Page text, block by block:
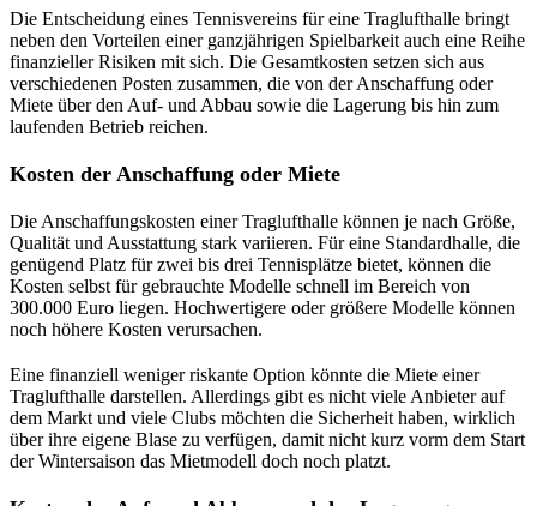
Die Entscheidung eines Tennisvereins für eine Traglufthalle bringt
neben den Vorteilen einer ganzjährigen Spielbarkeit auch eine Reihe
finanzieller Risiken mit sich. Die Gesamtkosten setzen sich aus
verschiedenen Posten zusammen, die von der Anschaffung oder
Miete über den Auf- und Abbau sowie die Lagerung bis hin zum
laufenden Betrieb reichen.
Kosten der Anschaffung oder Miete
Die Anschaffungskosten einer Traglufthalle können je nach Größe,
Qualität und Ausstattung stark variieren. Für eine Standardhalle, die
genügend Platz für zwei bis drei Tennisplätze bietet, können die
Kosten selbst für gebrauchte Modelle schnell im Bereich von
300.000 Euro liegen. Hochwertigere oder größere Modelle können
noch höhere Kosten verursachen.
Eine finanziell weniger riskante Option könnte die Miete einer
Traglufthalle darstellen. Allerdings gibt es nicht viele Anbieter auf
dem Markt und viele Clubs möchten die Sicherheit haben, wirklich
über ihre eigene Blase zu verfügen, damit nicht kurz vorm dem Start
der Wintersaison das Mietmodell doch noch platzt.